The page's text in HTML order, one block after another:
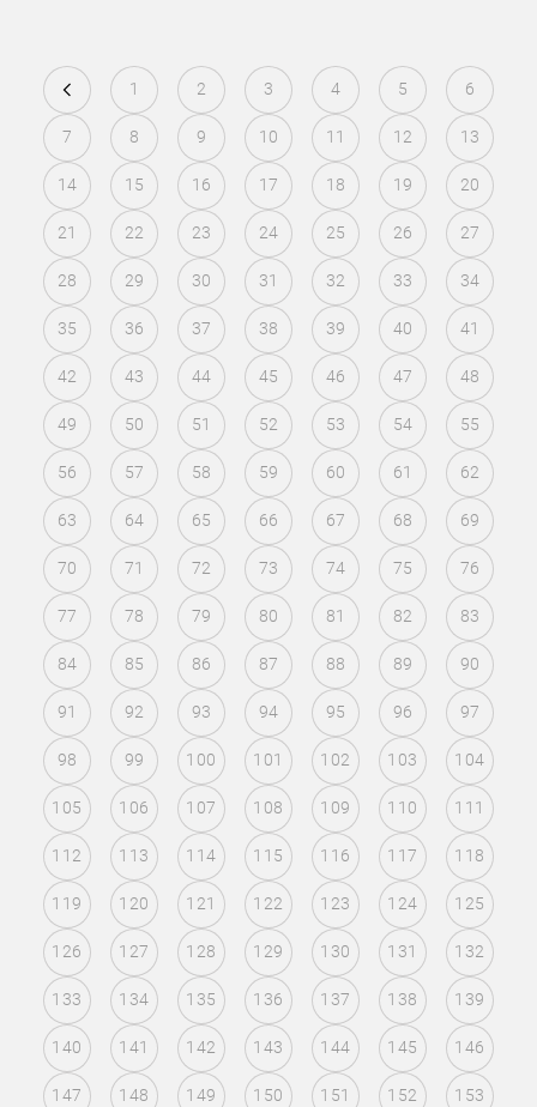
1 2 3 4 5 6
7 8 9 10 11 12 13
14 15 16 17 18 19 20
21 22 23 24 25 26 27
28 29 30 31 32 33 34
35 36 37 38 39 40 41
42 43 44 45 46 47 48
49 50 51 52 53 54 55
56 57 58 59 60 61 62
63 64 65 66 67 68 69
70 71 72 73 74 75 76
77 78 79 80 81 82 83
84 85 86 87 88 89 90
91 92 93 94 95 96 97
98 99 100 101 102 103 104
105 106 107 108 109 110 111
112 113 114 115 116 117 118
119 120 121 122 123 124 125
126 127 128 129 130 131 132
133 134 135 136 137 138 139
140 141 142 143 144 145 146
147 148 149 150 151 152 153